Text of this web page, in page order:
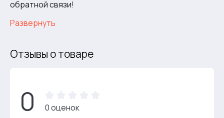
обратной связи!
Развернуть
Отзывы о товаре
0 0 оценок